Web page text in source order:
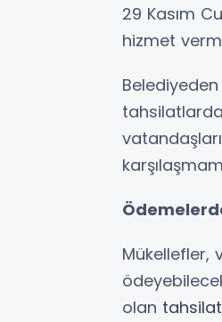
29 Kasım
hizmet
Mükellefler,
olan